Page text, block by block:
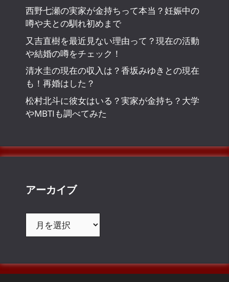
西野七瀬の実家が金持ちって本当？妊娠中の
噂や夫との馴れ初めまで
又吉直樹を最近見ない理由って？現在の活動
や結婚の噂をチェック！
清水圭の現在の収入は？香坂みゆきとの現在
も！再婚はした？
松村北斗に彼女はいる？実家が金持ち？大学
やMBTIも調べてみた
アーカイブ